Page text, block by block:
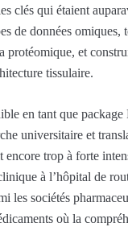
clés qui étaient
de données omiques,
protéomique, et
tissulaire.
en tant que package
universitaire et
encore trop à forte
à l’hôpital de
les sociétés
où la